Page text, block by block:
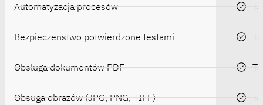
Automatyzacja procesów
Bezpieczenstwo potwierdzone testami
Obsługa dokumentów PDF
Obsuga obrazów (JPG, PNG, TIFF)